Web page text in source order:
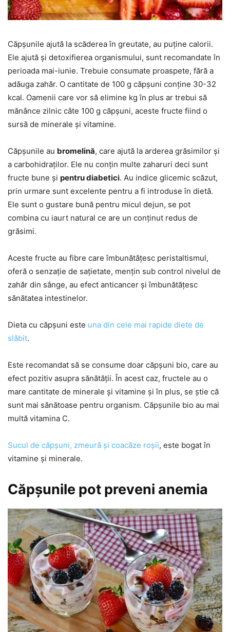
Căpșunile ajută la scăderea în greutate, au puține calorii.
Ele ajută și detoxifierea organismului, sunt recomandate în
perioada mai-iunie. Trebuie consumate proaspete, fără a
adăuga zahăr. O cantitate de 100 g căpșuni conține 30-32
kcal. Oamenii care vor să elimine kg în plus ar trebui să
mănânce zilnic câte 100 g căpșuni, aceste fructe fiind o
sursă de minerale și vitamine.
Căpșunile au bromelină, care ajută la arderea grăsimilor și
a carbohidraților. Ele nu conțin multe zaharuri deci sunt
fructe bune și pentru diabetici. Au indice glicemic scăzut,
prin urmare sunt excelente pentru a fi introduse în dietă.
Ele sunt o gustare bună pentru micul dejun, se pot
combina cu iaurt natural ce are un conținut redus de
grăsimi.
Aceste fructe au fibre care îmbunătățesc peristaltismul,
oferă o senzație de sațietate, mențin sub control nivelul de
zahăr din sânge, au efect anticancer și îmbunătățesc
sănătatea intestinelor.
Dieta cu căpșuni este una din cele mai rapide diete de
slăbit.
Este recomandat să se consume doar căpșuni bio, care au
efect pozitiv asupra sănătății. În acest caz, fructele au o
mare cantitate de minerale și vitamine și în plus, se știe că
sunt mai sănătoase pentru organism. Căpșunile bio au mai
multă vitamina C.
Sucul de căpșuni, zmeură și coacăze roșii, este bogat în
vitamine și minerale.
Căpșunile pot preveni anemia